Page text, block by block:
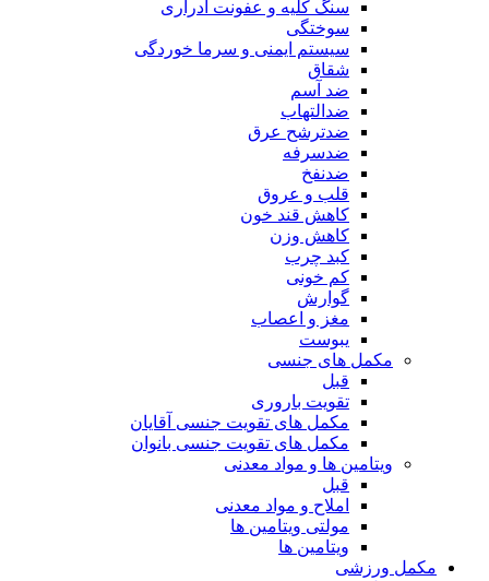
سنگ کلیه و عفونت ادراری
سوختگی
سیستم ایمنی و سرما خوردگی
شقاق
ضد آسم
ضدالتهاب
ضدترشح عرق
ضدسرفه
ضدنفخ
قلب و عروق
کاهش قند خون
کاهش وزن
کبد چرب
کم خونی
گوارش
مغز و اعصاب
یبوست
مکمل های جنسی
قبل
تقویت باروری
مکمل های تقویت جنسی آقایان
مکمل های تقویت جنسی بانوان
ویتامین ها و مواد معدنی
قبل
املاح و مواد معدنی
مولتی ویتامین ها
ویتامین ها
مکمل ورزشی